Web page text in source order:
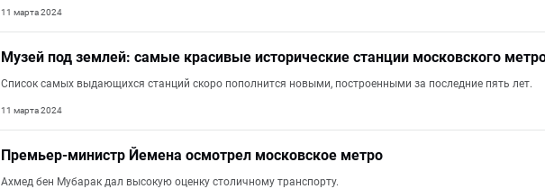
11 марта 2024
Музей под землей: самые красивые исторические станции московского
Список самых выдающихся станций скоро пополнится новыми, построенными за последние пять лет.
11 марта 2024
Премьер-министр Йемена осмотрел московское метро
Ахмед бен Мубарак дал высокую оценку столичному транспорту.